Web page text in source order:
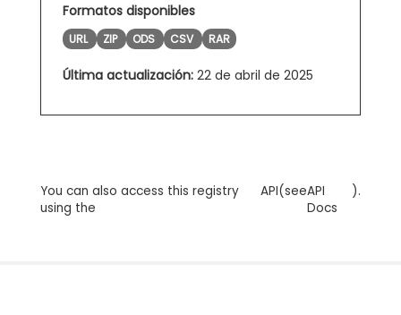
Formatos disponibles
URL ZIP ODS CSV RAR
Última actualización: 22 de abril de 2025
You can also access this registry
using the
API(seeAPI
Docs
).